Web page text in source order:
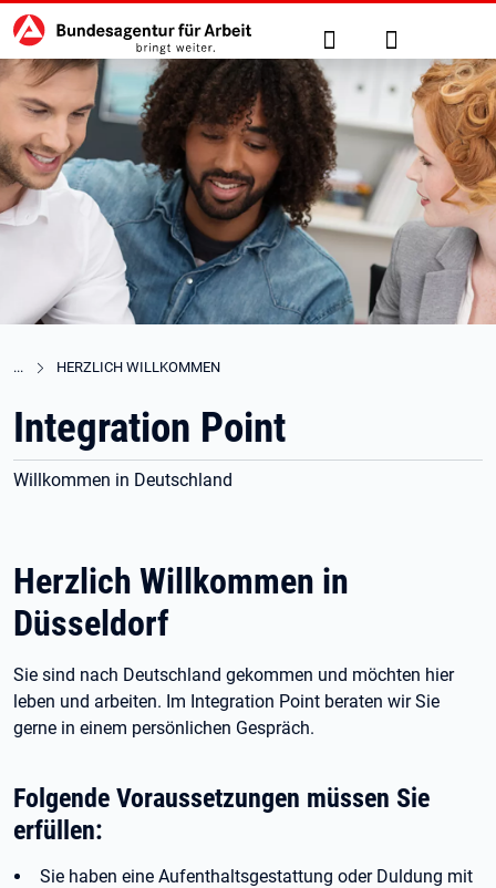
zu den Hauptinhalten springen
Hauptnavigation Suche Anmelden
HERZLICH WILLKOMMEN
Integration Point
Willkommen in Deutschland
Herzlich Willkommen in
Düsseldorf
Sie sind nach Deutschland gekommen und möchten hier
leben und arbeiten. Im Integration Point beraten wir Sie
gerne in einem persönlichen Gespräch.
Folgende Voraussetzungen müssen Sie
erfüllen:
Sie haben eine Aufenthaltsgestattung oder Duldung mit